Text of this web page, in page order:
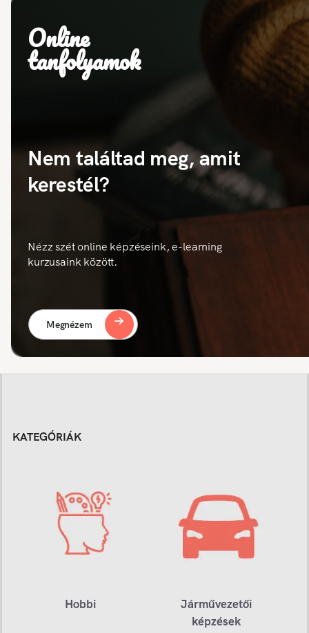
Online
tanfolyamok
Nem találtad meg, amit
kerestél?
Nézz szét online képzéseink, e-learning
kurzusaink között.
Megnézem
KATEGÓRIÁK
Hobbi
Járművezetői
képzések